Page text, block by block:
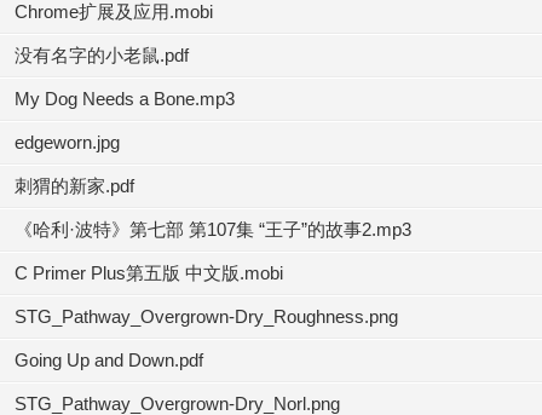
Chrome扩展及应用.mobi
没有名字的小老鼠.pdf
My Dog Needs a Bone.mp3
edgeworn.jpg
刺猬的新家.pdf
《哈利·波特》第七部 第107集 “王子”的故事2.mp3
C Primer Plus第五版 中文版.mobi
STG_Pathway_Overgrown-Dry_Roughness.png
Going Up and Down.pdf
STG_Pathway_Overgrown-Dry_Norl.png